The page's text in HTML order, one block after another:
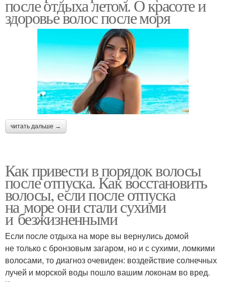
после отдыха летом. О красоте и
здоровье волос после моря
читать дальше →
Как привести в порядок волосы
после отпуска. Как восстановить
волосы, если после отпуска
на море они стали сухими
и безжизненными
Если после отдыха на море вы вернулись домой
не только с бронзовым загаром, но и с сухими, ломкими
волосами, то диагноз очевиден: воздействие солнечных
лучей и морской воды пошло вашим локонам во вред.